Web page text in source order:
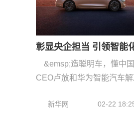
彰显央企担当 引领智能
&emsp;造聪明车，懂中
CEO卢放和华为智能汽车解
新华网 02-22